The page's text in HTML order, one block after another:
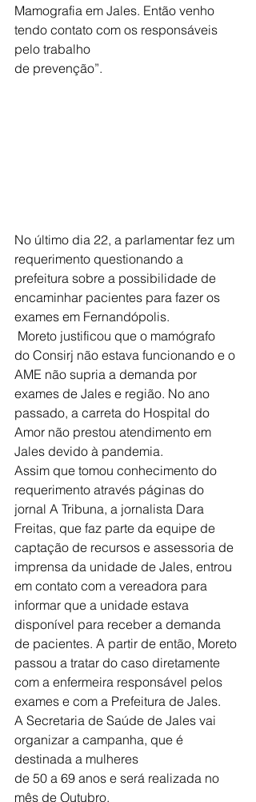
Mamografia em Jales. Então venho
tendo contato com os responsáveis
pelo trabalho
de prevenção”.
No último dia 22, a parlamentar fez um
requerimento questionando a
prefeitura sobre a possibilidade de
encaminhar pacientes para fazer os
exames em Fernandópolis.
Moreto justificou que o mamógrafo
do Consirj não estava funcionando e o
AME não supria a demanda por
exames de Jales e região. No ano
passado, a carreta do Hospital do
Amor não prestou atendimento em
Jales devido à pandemia.
Assim que tomou conhecimento do
requerimento através páginas do
jornal A Tribuna, a jornalista Dara
Freitas, que faz parte da equipe de
captação de recursos e assessoria de
imprensa da unidade de Jales, entrou
em contato com a vereadora para
informar que a unidade estava
disponível para receber a demanda
de pacientes. A partir de então, Moreto
passou a tratar do caso diretamente
com a enfermeira responsável pelos
exames e com a Prefeitura de Jales.
A Secretaria de Saúde de Jales vai
organizar a campanha, que é
destinada a mulheres
de 50 a 69 anos e será realizada no
mês de Outubro.